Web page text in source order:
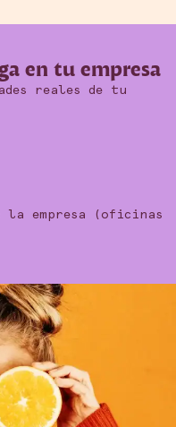
en tu empresa
reales de tu
la empresa (oficinas